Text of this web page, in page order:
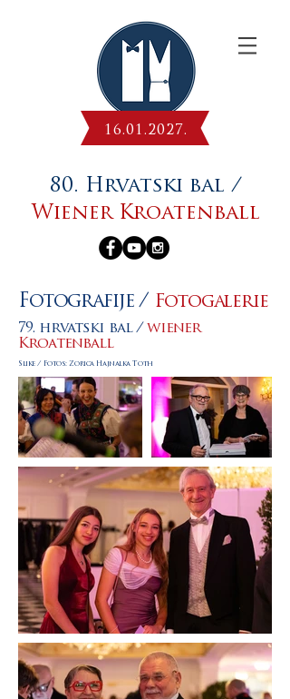
16.01.2027.
80. Hrvatski bal /
Wiener Kroatenball
Fotografije / Fotogalerie
79. hrvatski bal /wiener
Kroatenball
Slike / Fotos: Zorica Hajnalka Toth